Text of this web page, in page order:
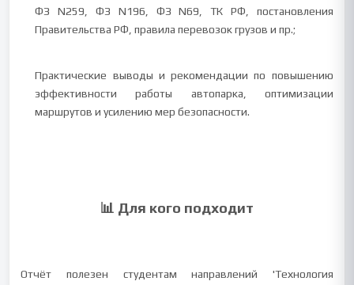
ФЗ N259, ФЗ N196, ФЗ N69, ТК РФ, постановления
Правительства РФ, правила перевозок грузов и пр.;
Практические выводы и рекомендации по повышению
эффективности работы автопарка, оптимизации
маршрутов и усилению мер безопасности.
📊 Для кого подходит
Отчёт полезен студентам направлений 'Технология